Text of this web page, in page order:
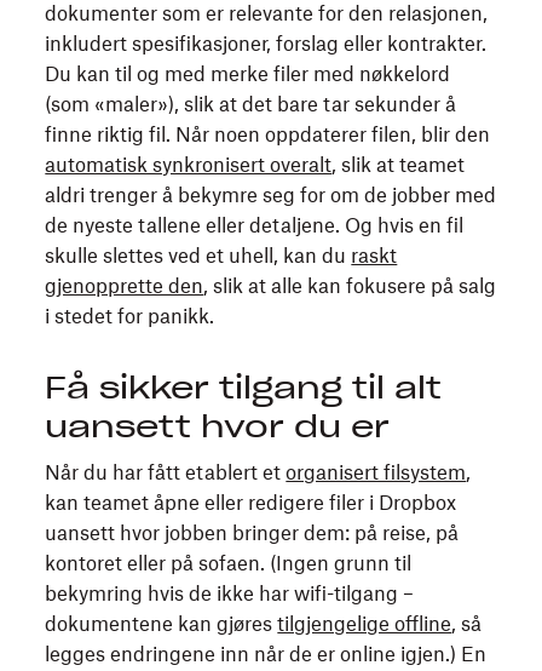
dokumenter som er relevante for den relasjonen,
inkludert spesifikasjoner, forslag eller kontrakter.
Du kan til og med merke filer med nøkkelord
(som «maler»), slik at det bare tar sekunder å
finne riktig fil. Når noen oppdaterer filen, blir den
automatisk synkronisert overalt, slik at teamet
aldri trenger å bekymre seg for om de jobber med
de nyeste tallene eller detaljene. Og hvis en fil
skulle slettes ved et uhell, kan du raskt
gjenopprette den, slik at alle kan fokusere på salg
i stedet for panikk.
Få sikker tilgang til alt
uansett hvor du er
Når du har fått etablert etorganisert filsystem,
kan teamet åpne eller redigere filer i Dropbox
uansett hvor jobben bringer dem: på reise, på
kontoret eller på sofaen. (Ingen grunn til
bekymring hvis de ikke har wifi-tilgang –
dokumentene kan gjørestilgjengelige offline, så
legges endringene inn når de er online igjen.) En